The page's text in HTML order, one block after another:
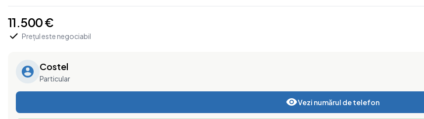
11.500 €
Prețul este negociabil
Costel
Particular
Vezi numărul de telefon